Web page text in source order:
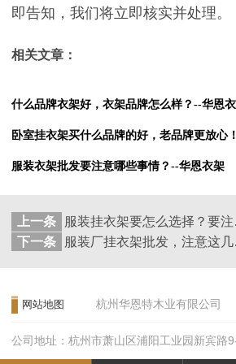
即告知，我们将立即核实并处理。
相关文章：
什么品牌衣架好，衣架品牌怎么样？--华恩
卧室挂衣架买什么品牌的好，老品牌更放心
服装衣架批发要注意哪些事情？--华恩衣架
上一条
服
下一条
服装厂
网站地图 杭州华恩特木业有限公司
公司地址：杭州市萧山区浦阳工业园新宾路